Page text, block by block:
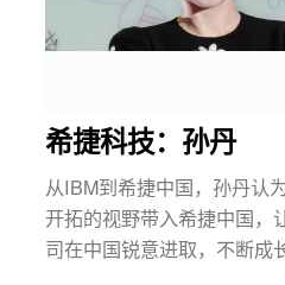
希捷科技：孙丹
从IBM到希捷中国，孙丹认
开拓的视野带入希捷中国，
司在中国锐意进取，不断成